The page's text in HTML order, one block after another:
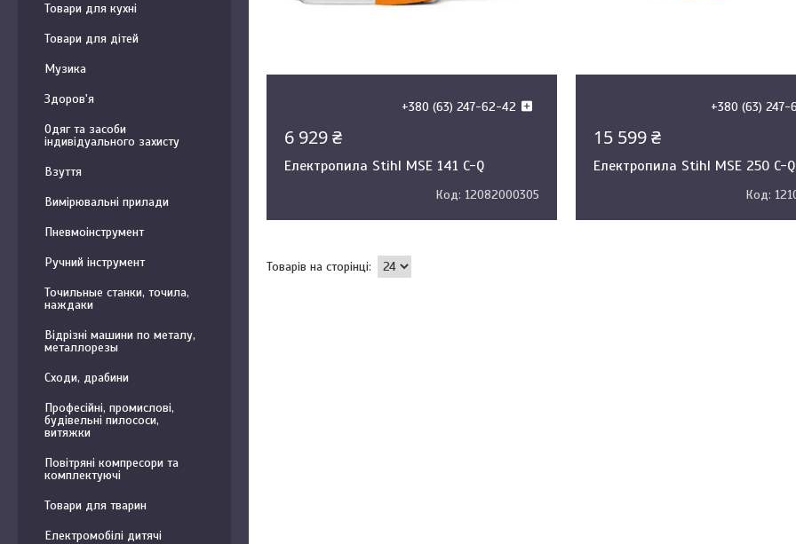
+380 (63) 247-62-42
6 929 ₴
Електропила Stihl MSE 141 C-Q
12082000305
+380 (63) 247-
15 599 ₴
Електропила Stihl MSE 250 C-Q
Товари для кухні
Товари для дітей
Музика
Здоров'я
Одяг та засоби
індивідуального захисту
Взуття
Вимірювальні прилади
Пневмоінструмент
Ручний інструмент
Точильные станки, точила,
наждаки
Відрізні машини по металу,
металлорезы
Сходи, драбини
Професійні, промислові,
будівельні пилососи,
витяжки
Повітряні компресори та
комплектуючі
Товари для тварин
Електромобілі дитячі